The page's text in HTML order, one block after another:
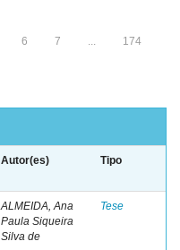
6 7 ... 174
Autor(es) Tipo
ALMEIDA, Ana
Paula Siqueira
Silva de
Tese